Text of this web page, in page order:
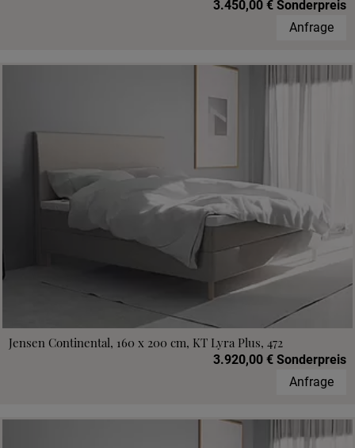
3.450,00 € Sonderpreis
Anfrage
Jensen Continental, 160 x 200 cm, KT Lyra Plus, 472
3.920,00 € Sonderpreis
Anfrage